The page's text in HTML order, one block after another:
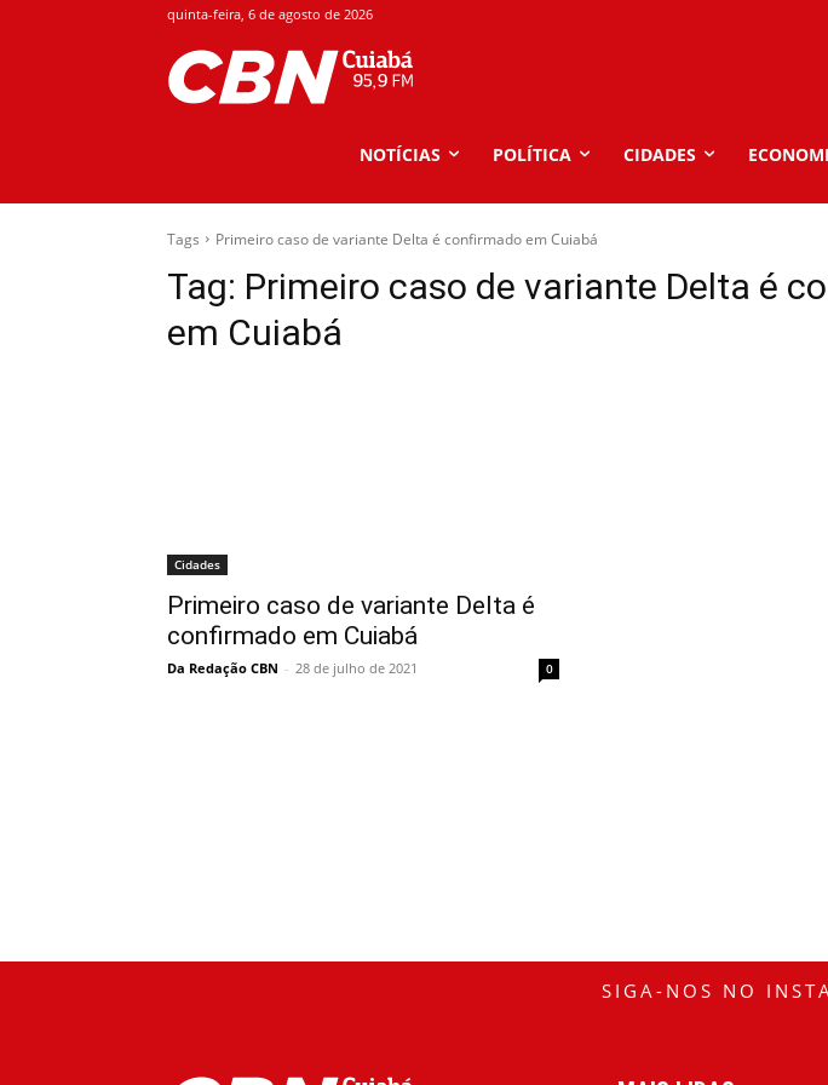
quinta-feira, 6 de agosto de 2026
NOTÍCIAS POLÍTICA CIDADES
Tags Primeiro caso de variante Delta é confirmado em Cuiabá
Tag: Primeiro caso de variante Delta é
em Cuiabá
Cidades
Primeiro caso de variante Delta é
confirmado em Cuiabá
Da Redação CBN - 28 de julho de 2021 0
SIGA-NOS NO